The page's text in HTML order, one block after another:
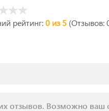
рейтинг:0 из 5 (Отзывов:
отзывов. Возможно